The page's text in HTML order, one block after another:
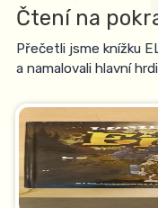
Čtení na
Přečetli jsme knížku
a namalovali hlavní